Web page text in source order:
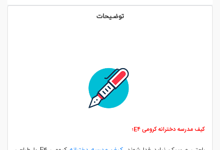
توضیحات
کیف مدرسه دخترانه کرومی E۴؛